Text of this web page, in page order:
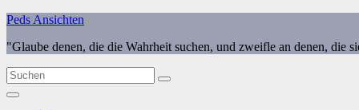
Zum
springen
Peds Ansichten
"Glaube denen, die die Wahrheit suchen, und zweifle an denen, die